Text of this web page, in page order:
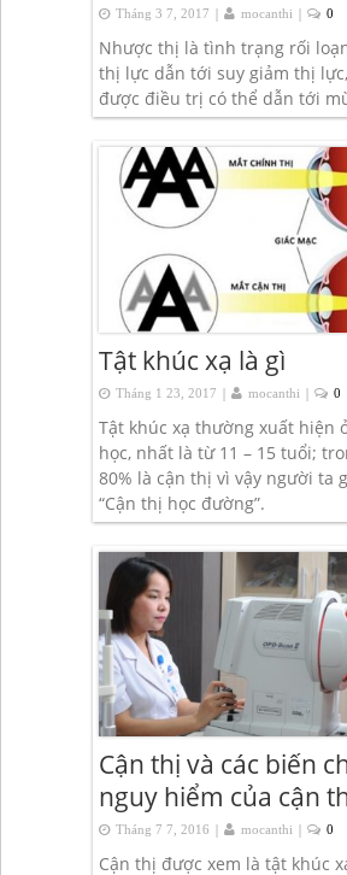
Tháng 3 7, 2017 | mocanthi | 0
Nhược thị là tình trạng rối
thị lực dẫn tới suy giảm thị
được điều trị có thể dẫn tới
Tật khúc xạ là gì
Tháng 1 23, 2017 | mocanthi | 0
Tật khúc xạ thường xuất hiện
học, nhất là từ 11 – 15 tuổi;
80% là cận thị vì vậy người ta
“Cận thị học đường”.
Cận thị và các biến
nguy hiểm của cận
Tháng 7 7, 2016 | mocanthi | 0
Cận thị được xem là tật khúc